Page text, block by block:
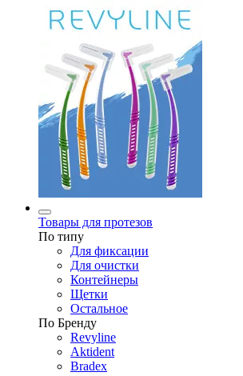
Товары для протезов
По типу
Для фиксации
Для очистки
Контейнеры
Щетки
Остальное
По Бренду
Revyline
Aktident
Bradex